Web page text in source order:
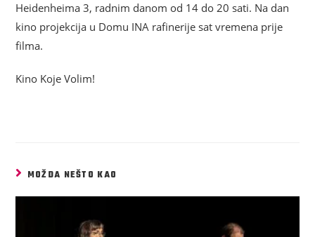
Heidenheima 3, radnim danom od 14 do 20 sati. Na dan
kino projekcija u Domu INA rafinerije sat vremena prije
filma.
Kino Koje Volim!
MOŽDA NEŠTO KAO